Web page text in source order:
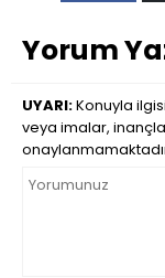
Yorum
UYARI:Konuyla
veya imalar,